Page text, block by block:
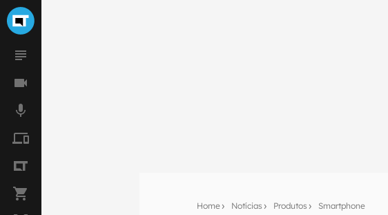
Home Notícias Produtos Smartphone